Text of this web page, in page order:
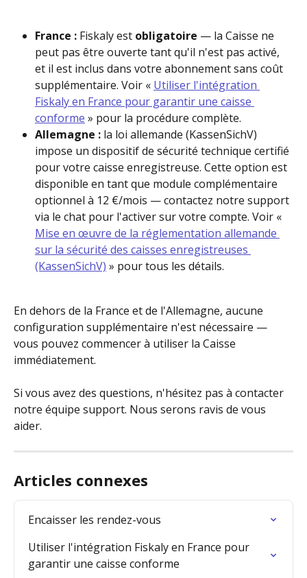
France : Fiskaly est obligatoire — la Caisse ne
peut pas être ouverte tant qu'il n'est pas activé,
et il est inclus dans votre abonnement sans coût
supplémentaire. Voir « Utiliser l'intégration
Fiskaly en France pour garantir une caisse
conforme » pour la procédure complète.
Allemagne : la loi allemande (KassenSichV)
impose un dispositif de sécurité technique certifié
pour votre caisse enregistreuse. Cette option est
disponible en tant que module complémentaire
optionnel à 12 €/mois — contactez notre support
via le chat pour l'activer sur votre compte. Voir «
Mise en œuvre de la réglementation allemande
sur la sécurité des caisses enregistreuses
(KassenSichV) » pour tous les détails.
En dehors de la France et de l'Allemagne, aucune
configuration supplémentaire n'est nécessaire —
vous pouvez commencer à utiliser la Caisse
immédiatement.
Si vous avez des questions, n'hésitez pas à contacter
notre équipe support. Nous serons ravis de vous
aider.
Articles connexes
Encaisser les rendez-vous
Utiliser l'intégration Fiskaly en France pour
garantir une caisse conforme